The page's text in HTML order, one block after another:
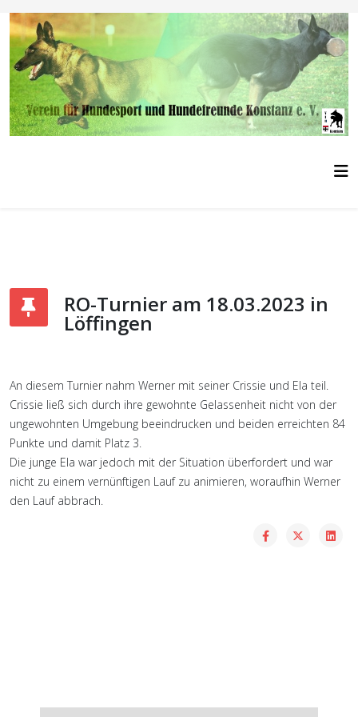
RO-Turnier am 18.03.2023 in
Löffingen
An diesem Turnier nahm Werner mit seiner Crissie und Ela teil.
Crissie ließ sich durch ihre gewohnte Gelassenheit nicht von der
ungewohnten Umgebung beeindrucken und beiden erreichten 84
Punkte und damit Platz 3.
Die junge Ela war jedoch mit der Situation überfordert und war
nicht zu einem vernünftigen Lauf zu animieren, woraufhin Werner
den Lauf abbrach.